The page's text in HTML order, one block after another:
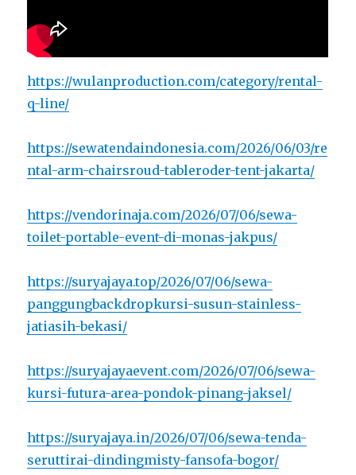
https://wulanproduction.com/category/rental-
q-line/
https://sewatendaindonesia.com/2026/06/03/re
ntal-arm-chairsroud-tableroder-tent-jakarta/
https://vendorinaja.com/2026/07/06/sewa-
toilet-portable-event-di-monas-jakpus/
https://suryajaya.top/2026/07/06/sewa-
panggungbackdropkursi-susun-stainless-
jatiasih-bekasi/
https://suryajayaevent.com/2026/07/06/sewa-
kursi-futura-area-pondok-pinang-jaksel/
https://suryajaya.in/2026/07/06/sewa-tenda-
seruttirai-dindingmisty-fansofa-bogor/